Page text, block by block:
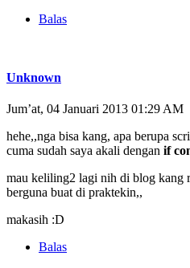
Balas
Unknown
Jum’at, 04 Januari 2013 01:29 AM
hehe,,nga bisa kang, apa berupa
cuma sudah saya akali dengan if
mau keliling2 lagi nih di blog kang
berguna buat di praktekin,,
makasih :D
Balas